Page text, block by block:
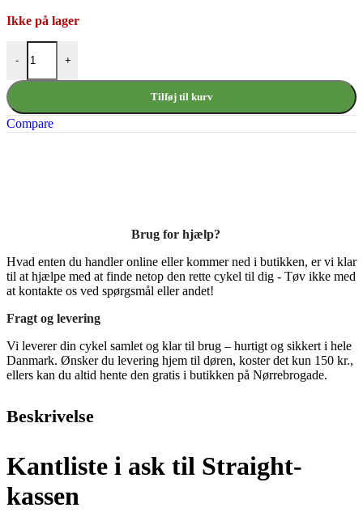
Ikke på lager
-
CS Kantliste I Ask antal
+
Tilføj til kurv
Compare
Brug for hjælp?
Hvad enten du handler online eller kommer ned i butikken, er vi klar
til at hjælpe med at finde netop den rette cykel til dig - Tøv ikke med
at kontakte os ved spørgsmål eller andet!
Fragt og levering
Vi leverer din cykel samlet og klar til brug – hurtigt og sikkert i hele
Danmark. Ønsker du levering hjem til døren, koster det kun 150 kr.,
ellers kan du altid hente den gratis i butikken på Nørrebrogade.
Beskrivelse
Kantliste i ask til Straight-
kassen